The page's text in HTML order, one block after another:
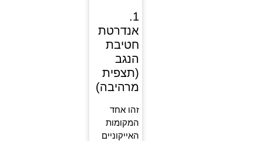
1.
אנדרטת
חטיבת
הנגב
(תצפית
מרהיבה)
זהו אחד
המקומות
האייקוניים